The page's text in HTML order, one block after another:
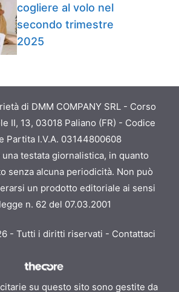
cogliere al volo nel
secondo trimestre
2025
di DMM COMPANY SRL - Corso
II, 13, 03018 Paliano (FR) - Codice
Partita I.V.A. 03144800608
testata giornalistica, in quanto
senza alcuna periodicità. Non può
un prodotto editoriale ai sensi
n. 62 del 07.03.2001
- Tutti i diritti riservati - Contattaci
su questo sito sono gestite da